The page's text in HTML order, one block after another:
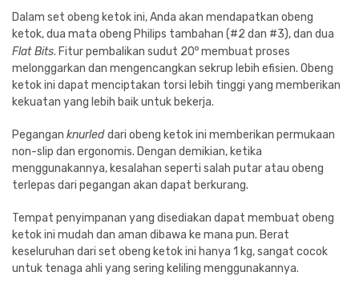
Dalam set obeng ketok ini, Anda akan mendapatkan obeng
ketok, dua mata obeng Philips tambahan (#2 dan #3), dan dua
Flat Bits. Fitur pembalikan sudut 20o membuat proses
melonggarkan dan mengencangkan sekrup lebih efisien. Obeng
ketok ini dapat menciptakan torsi lebih tinggi yang memberikan
kekuatan yang lebih baik untuk bekerja.
Pegangan knurleddari obeng ketok ini memberikan permukaan
non-slip dan ergonomis. Dengan demikian, ketika
menggunakannya, kesalahan seperti salah putar atau obeng
terlepas dari pegangan akan dapat berkurang.
Tempat penyimpanan yang disediakan dapat membuat obeng
ketok ini mudah dan aman dibawa ke mana pun. Berat
keseluruhan dari set obeng ketok ini hanya 1 kg, sangat cocok
untuk tenaga ahli yang sering keliling menggunakannya.